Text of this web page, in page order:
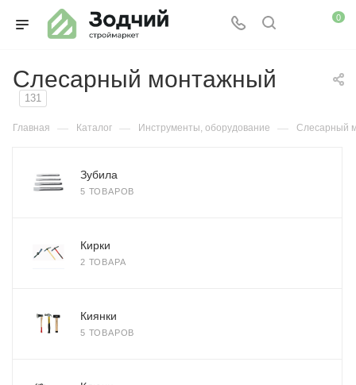
0
Слесарный монтажный
131
Главная — Каталог — Инструменты, оборудование — Слесарный
Зубила
5 ТОВАРОВ
Кирки
2 ТОВАРА
Киянки
5 ТОВАРОВ